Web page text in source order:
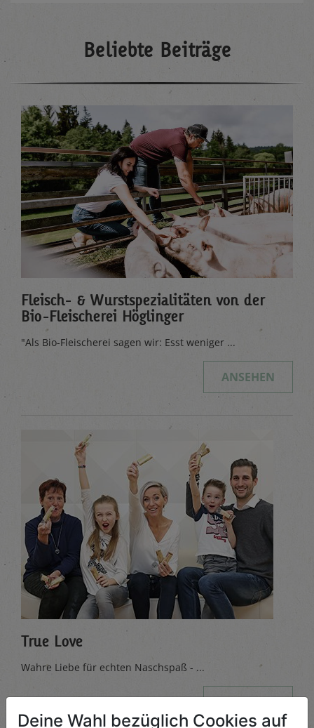
Beliebte Beiträge
Fleisch- & Wurstspezialitäten von der
Bio-Fleischerei Höglinger
"Als Bio-Fleischerei sagen wir: Esst weniger ...
ANSEHEN
True Love
Wahre Liebe für echten Naschspaß - ...
ANSEHEN
Deine Wahl bezüglich Cookies auf